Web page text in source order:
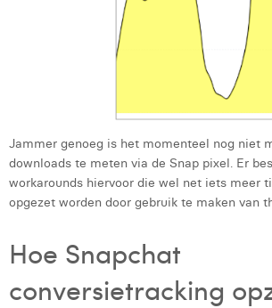
Jammer genoeg is het momenteel nog niet
downloads te meten via de Snap pixel. Er
workarounds hiervoor die wel net iets meer
opgezet worden door gebruik te maken van
Hoe Snapchat
conversietracking